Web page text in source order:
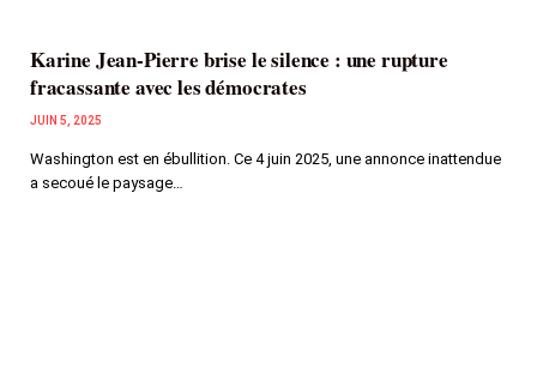
Karine Jean-Pierre brise le silence : une rupture
fracassante avec les démocrates
JUIN 5, 2025
Washington est en ébullition. Ce 4 juin 2025, une annonce inattendue
a secoué le paysage…